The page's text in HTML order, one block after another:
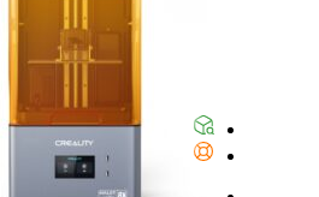
آموزش جامع ساخت
آموزش تراشکاری
آموزش کامل ساخت
همه آموزش
پیگیری سفارشات
تماس با ما